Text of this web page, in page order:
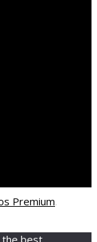
Premium.
the best